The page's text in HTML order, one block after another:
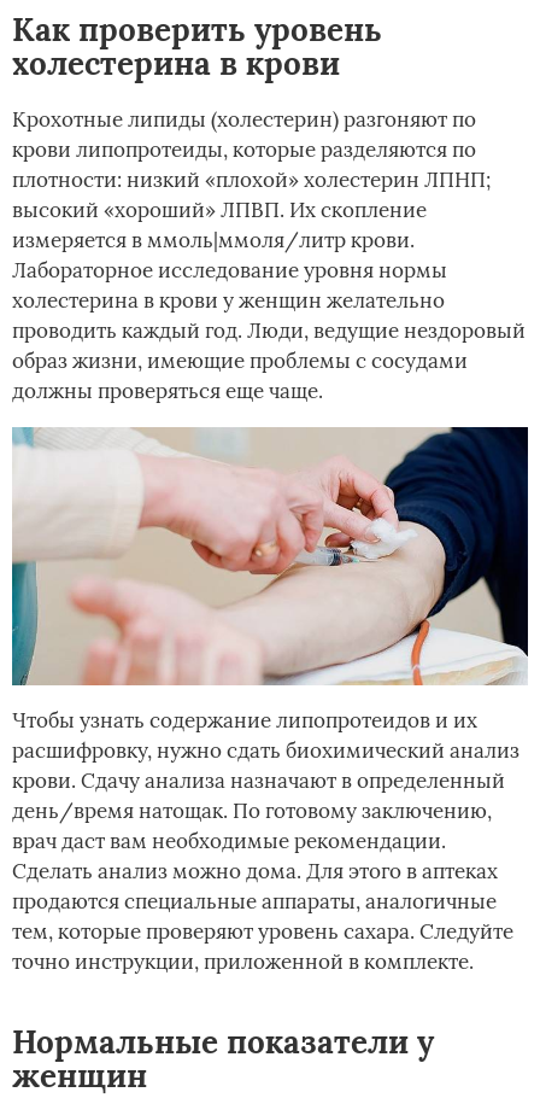
Как проверить уровень
холестерина в крови
Крохотные липиды (холестерин) разгоняют по
крови липопротеиды, которые разделяются по
плотности: низкий «плохой» холестерин ЛПНП;
высокий «хороший» ЛПВП. Их скопление
измеряется в ммоль|ммоля/литр крови.
Лабораторное исследование уровня нормы
холестерина в крови у женщин желательно
проводить каждый год. Люди, ведущие нездоровый
образ жизни, имеющие проблемы с сосудами
должны проверяться еще чаще.
Чтобы узнать содержание липопротеидов и их
расшифровку, нужно сдать биохимический анализ
крови. Сдачу анализа назначают в определенный
день/время натощак. По готовому заключению,
врач даст вам необходимые рекомендации.
Сделать анализ можно дома. Для этого в аптеках
продаются специальные аппараты, аналогичные
тем, которые проверяют уровень сахара. Следуйте
точно инструкции, приложенной в комплекте.
Нормальные показатели у
женщин